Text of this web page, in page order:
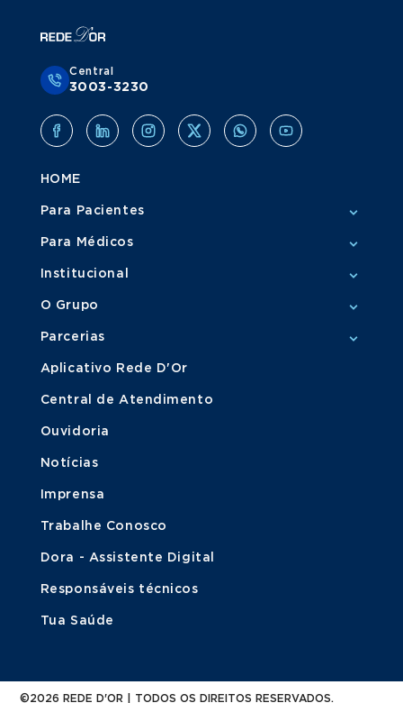
Central
3003-3230
HOME
Para Pacientes
Para Médicos
Institucional
O Grupo
Parcerias
Aplicativo Rede D'Or
Central de Atendimento
Ouvidoria
Notícias
Imprensa
Trabalhe Conosco
Dora - Assistente Digital
Responsáveis técnicos
Tua Saúde
©2026 REDE D'OR | TODOS OS DIREITOS RESERVADOS.